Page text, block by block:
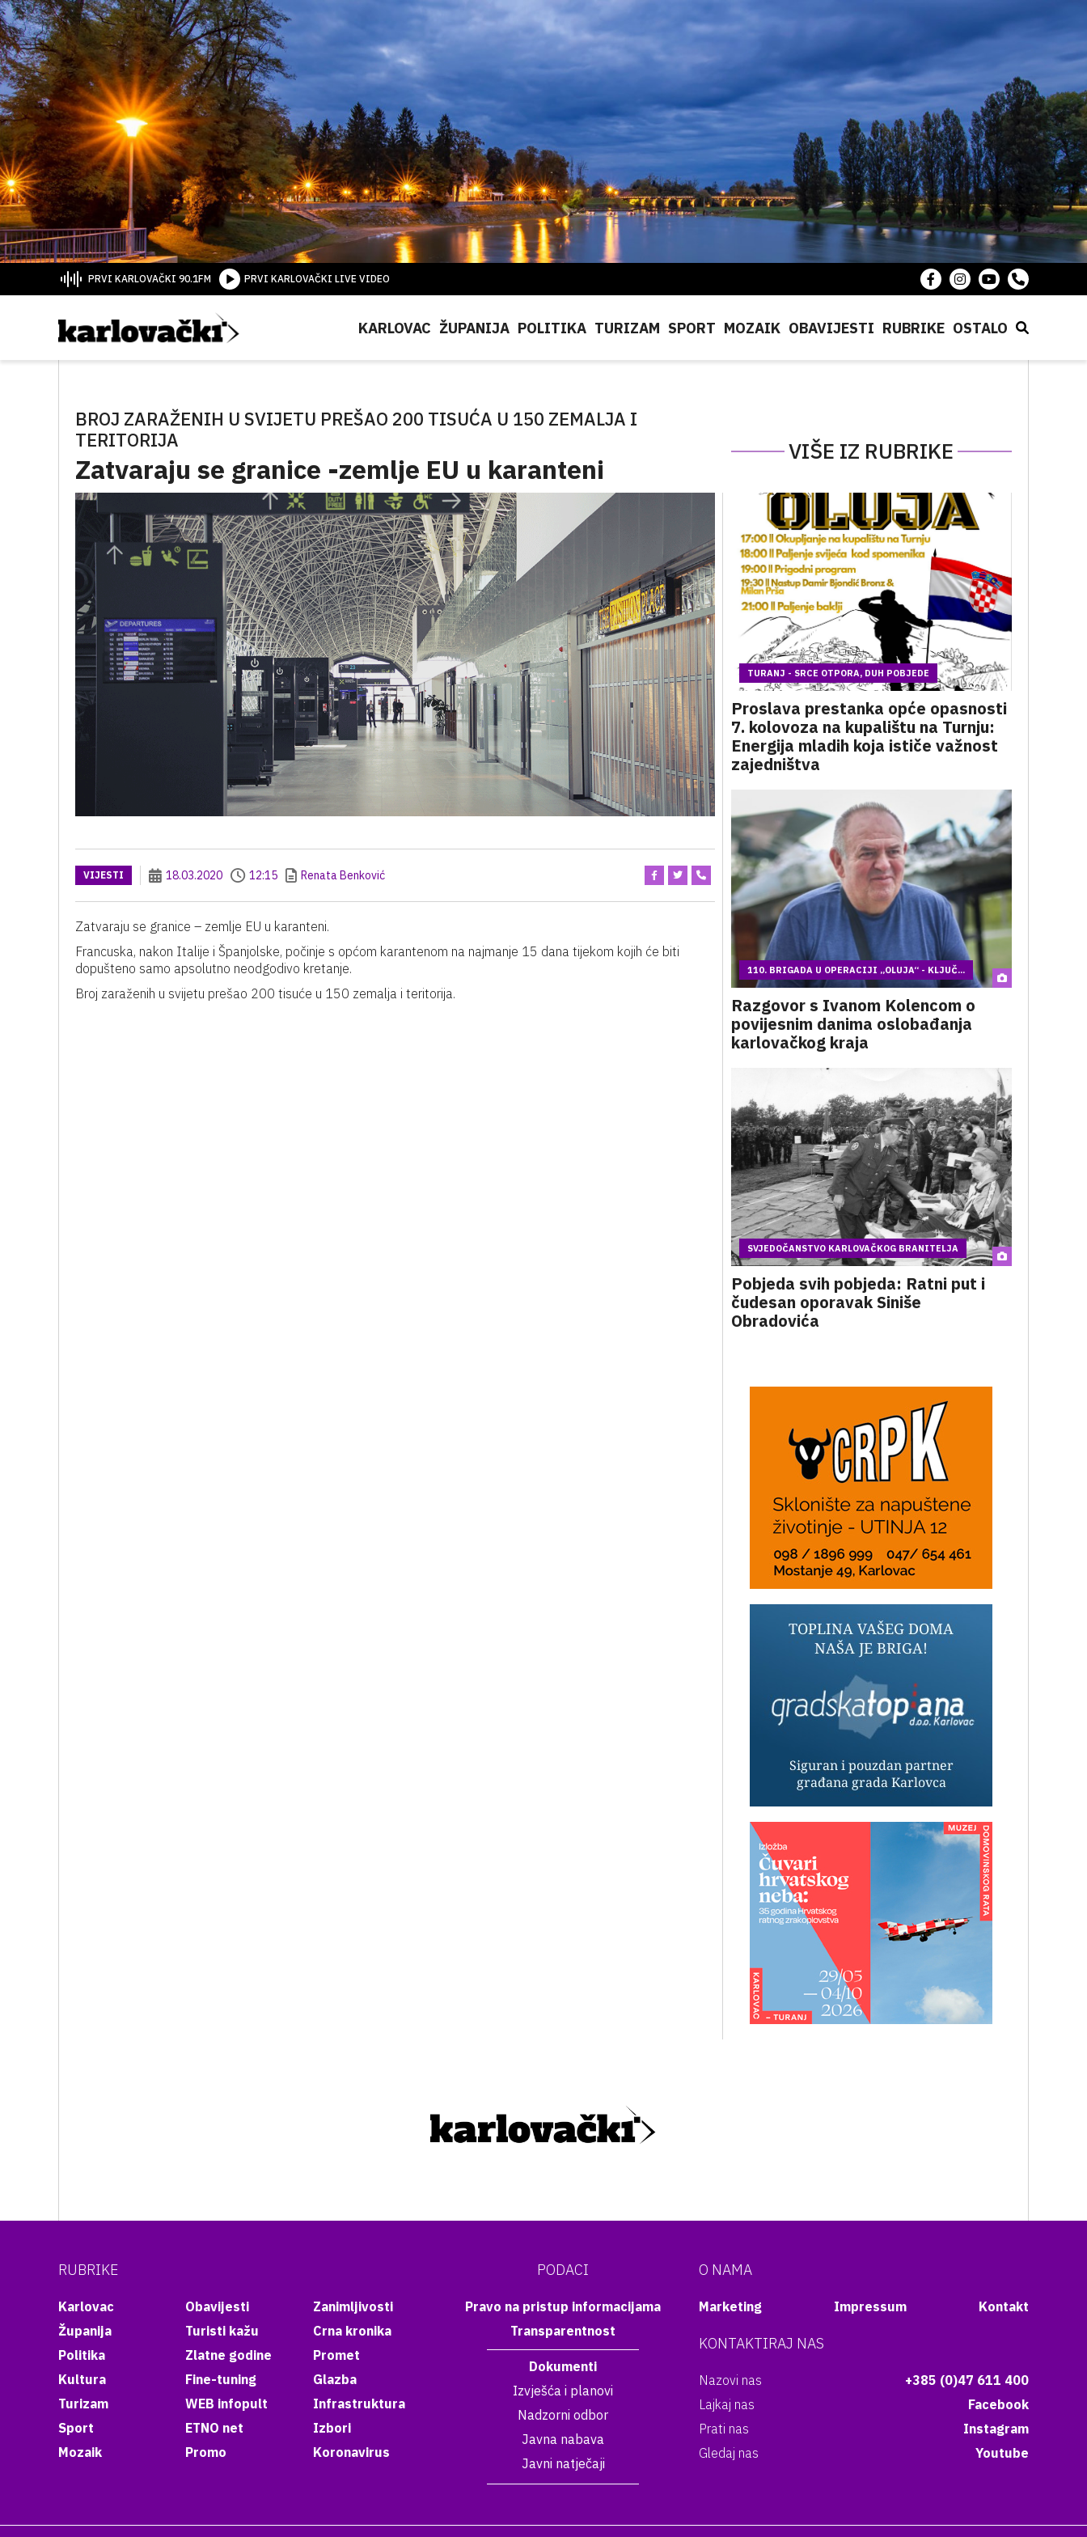
PRVI KARLOVAČKI 90.1FM PRVI KARLOVAČKI LIVE VIDEO
KARLOVAC ŽUPANIJA POLITIKA TURIZAM SPORT MOZAIK OBAVIJESTI RUBRIKE OSTALO
BROJ ZARAŽENIH U SVIJETU PREŠAO 200 TISUĆA U 150 ZEMALJA I
TERITORIJA
Zatvaraju se granice -zemlje EU u karanteni
VIŠE IZ RUBRIKE
VIJESTI 18.03.2020 12:15 Renata Benković
Zatvaraju se granice – zemlje EU u karanteni.
Francuska, nakon Italije i Španjolske, počinje s općom karantenom na najmanje 15 dana tijekom kojih će biti
dopušteno samo apsolutno neodgodivo kretanje.
Broj zaraženih u svijetu prešao 200 tisuće u 150 zemalja i teritorija.
TURANJ - SRCE OTPORA, DUH POBJEDE
Proslava prestanka opće opasnosti
7. kolovoza na kupalištu na Turnju:
Energija mladih koja ističe važnost
zajedništva
110. BRIGADA U OPERACIJI „OLUJA“ - KLJUČ...
Razgovor s Ivanom Kolencom o
povijesnim danima oslobađanja
karlovačkog kraja
SVJEDOČANSTVO KARLOVAČKOG BRANITELJA
Pobjeda svih pobjeda: Ratni put i
čudesan oporavak Siniše
Obradovića
RUBRIKE
Karlovac
Županija
Politika
Kultura
Turizam
Sport
Mozaik
Obavijesti
Turisti kažu
Zlatne godine
Fine-tuning
WEB infopult
ETNO net
Promo
Zanimljivosti
Crna kronika
Promet
Glazba
Infrastruktura
Izbori
Koronavirus
PODACI
Pravo na pristup informacijama
Transparentnost
Dokumenti
Izvješća i planovi
Nadzorni odbor
Javna nabava
Javni natječaji
O NAMA
Marketing Impressum Kontakt
KONTAKTIRAJ NAS
Nazovi nas
+385 (0)47 611 400
Lajkaj nas
Facebook
Prati nas
Instagram
Gledaj nas
Youtube